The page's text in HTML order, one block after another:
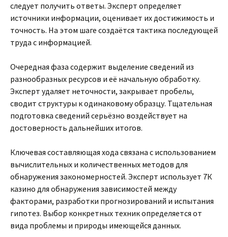
следует получить ответы. Эксперт определяет
источники информации, оценивает их достижимость и
точность. На этом шаге создаётся тактика последующей
труда с информацией.
Очередная фаза содержит выделение сведений из
разнообразных ресурсов и её начальную обработку.
Эксперт удаляет неточности, закрывает пробелы,
сводит структуры к одинаковому образцу. Тщательная
подготовка сведений серьёзно воздействует на
достоверность дальнейших итогов.
Ключевая составляющая хода связана с использованием
вычислительных и количественных методов для
обнаружения закономерностей. Эксперт использует 7К
казино для обнаружения зависимостей между
факторами, разработки прогнозирований и испытания
гипотез. Выбор конкретных техник определяется от
вида проблемы и природы имеющейся данных.